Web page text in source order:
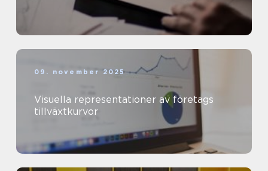
09. november 2025
Visuella representationer av företags
tillväxtkurvor